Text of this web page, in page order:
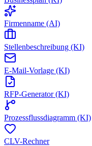
Firmenname (AI)
Stellenbeschreibung (KI)
E-Mail-Vorlage (KI)
RFP-Generator (KI)
Prozessflussdiagramm (KI)
CLV-Rechner